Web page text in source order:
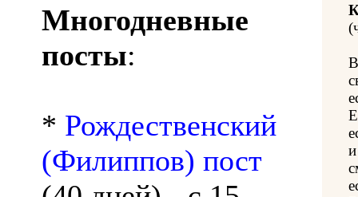
Многодневные
посты:
* Рождественский
(Филиппов) пост